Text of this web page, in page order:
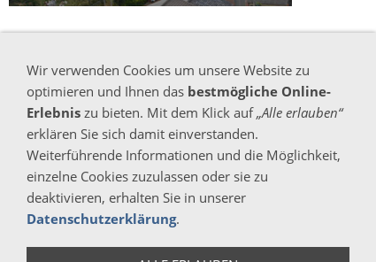
Wir verwenden Cookies um unsere Website zu
optimieren und Ihnen das bestmögliche Online-
Erlebnis zu bieten. Mit dem Klick auf„Alle erlauben“
erklären Sie sich damit einverstanden.
Weiterführende Informationen und die Möglichkeit,
einzelne Cookies zuzulassen oder sie zu
deaktivieren, erhalten Sie in unserer
Datenschutzerklärung.